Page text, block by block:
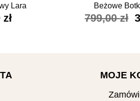
Lara
złAktualna
Beżowe
799,00zł
MOJE